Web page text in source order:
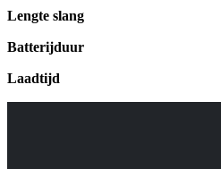
Lengte slang
Batterijduur
Laadtijd